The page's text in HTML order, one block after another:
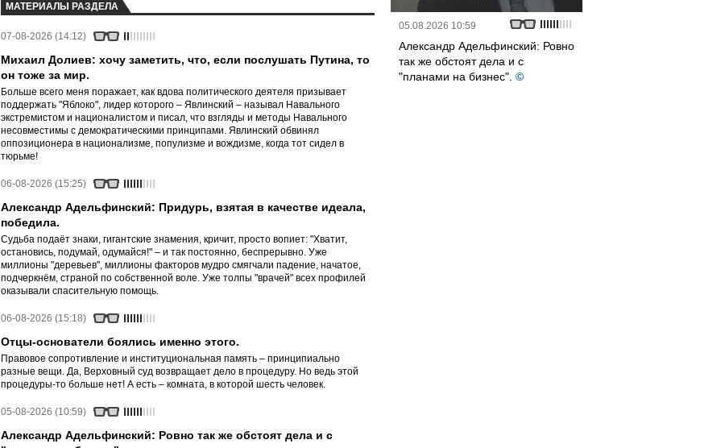
МАТЕРИАЛЫ РАЗДЕЛА
07-08-2026 (14:12)
Михаил Долиев: хочу заметить, что, если послушать Путина, то
он тоже за мир.
Больше всего меня поражает, как вдова политического деятеля призывает
поддержать "Яблоко", лидер которого – Явлинский – называл Навального
экстремистом и националистом и писал, что взгляды и методы Навального
несовместимы с демократическими принципами. Явлинский обвинял
оппозиционера в национализме, популизме и вождизме, когда тот сидел в
тюрьме!
06-08-2026 (15:25)
Александр Адельфинский: Придурь, взятая в качестве идеала,
победила.
Судьба подаёт знаки, гигантские знамения, кричит, просто вопиет: "Хватит,
остановись, подумай, одумайся!" – и так постоянно, беспрерывно. Уже
миллионы "деревьев", миллионы факторов мудро смягчали падение, начатое,
подчеркнём, страной по собственной воле. Уже толпы "врачей" всех профилей
оказывали спасительную помощь.
06-08-2026 (15:18)
Отцы-основатели боялись именно этого.
Правовое сопротивление и институциональная память – принципиально
разные вещи. Да, Верховный суд возвращает дело в процедуру. Но ведь этой
процедуры-то больше нет! А есть – комната, в которой шесть человек.
05-08-2026 (10:59)
Александр Адельфинский: Ровно так же обстоят дела и с
05.08.2026 10:59
Александр Адельфинский: Ровно
так же обстоят дела и с
"планами на бизнес". ©